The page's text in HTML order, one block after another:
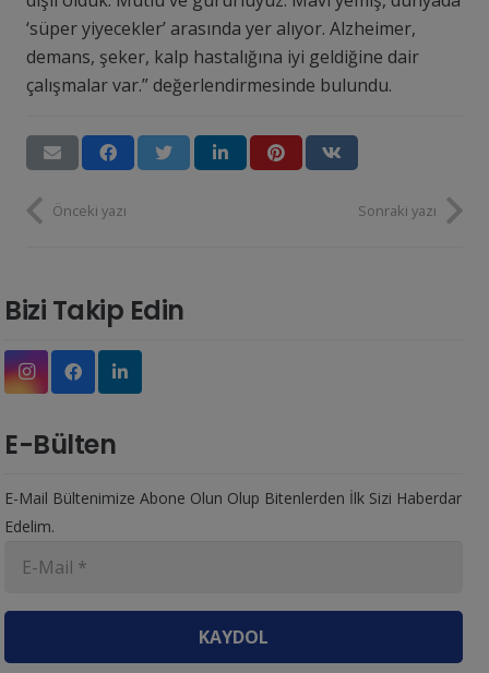
‘süper yiyecekler’ arasında yer alıyor. Alzheimer,
demans, şeker, kalp hastalığına iyi geldiğine dair
çalışmalar var.” değerlendirmesinde bulundu.
Önceki yazı Sonraki yazı
Bizi Takip Edin
E-Bülten
E-Mail Bültenimize Abone Olun Olup Bitenlerden İlk Sizi Haberdar
Edelim.
KAYDOL